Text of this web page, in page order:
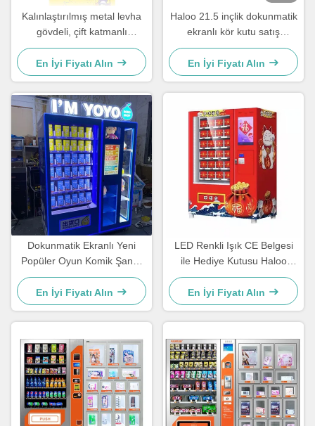
Kalınlaştırılmış metal levha
gövdeli, çift katmanlı
patlamaya dayanıklı temperli
camlı ve hırsızlığa karşı
korumalı dağıtım bağlantı
noktasına sahip 21,5 inç
dokunmatik ekranlı kör kutu
otomatı
En İyi Fiyatı Alın
Haloo 21.5 inçlik dokunmatik
ekranlı kör kutu satış
makinesi ekstra büyük ekran
penceresi ile XY teslimat
platformu
En İyi Fiyatı Alın
Dokunmatik Ekranlı Yeni
Popüler Oyun Komik Şanslı
Kör Kutu Otomatı
En İyi Fiyatı Alın
LED Renkli Işık CE Belgesi
ile Hediye Kutusu Haloo
Otomat
En İyi Fiyatı Alın